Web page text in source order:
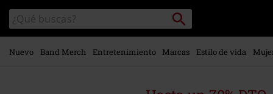
contenido
principal
Buscar
en
el
catálogo
Buscar
Nuevo Band Merch Entretenimiento Marcas Estilo de vida